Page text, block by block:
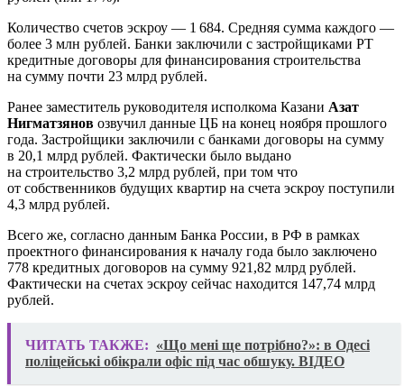
Количество счетов эскроу — 1 684. Средняя сумма каждого —
более 3 млн рублей. Банки заключили с застройщиками РТ
кредитные договоры для финансирования строительства
на сумму почти 23 млрд рублей.
Ранее заместитель руководителя исполкома Казани Азат
Нигматзянов озвучил данные ЦБ на конец ноября прошлого
года. Застройщики заключили с банками договоры на сумму
в 20,1 млрд рублей. Фактически было выдано
на строительство 3,2 млрд рублей, при том что
от собственников будущих квартир на счета эскроу поступили
4,3 млрд рублей.
Всего же, согласно данным Банка России, в РФ в рамках
проектного финансирования к началу года было заключено
778 кредитных договоров на сумму 921,82 млрд рублей.
Фактически на счетах эскроу сейчас находится 147,74 млрд
рублей.
ЧИТАТЬ ТАКЖЕ: «Що мені ще потрібно?»: в Одесі
поліцейські обікрали офіс під час обшуку. ВІДЕО